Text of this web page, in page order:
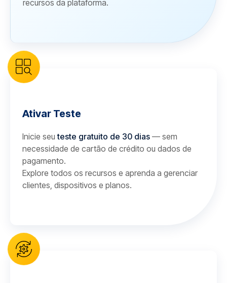
recursos da plataforma.
Ativar Teste
Inicie seuteste gratuito de 30 dias — sem
necessidade de cartão de crédito ou dados de
pagamento.
Explore todos os recursos e aprenda a gerenciar
clientes, dispositivos e planos.